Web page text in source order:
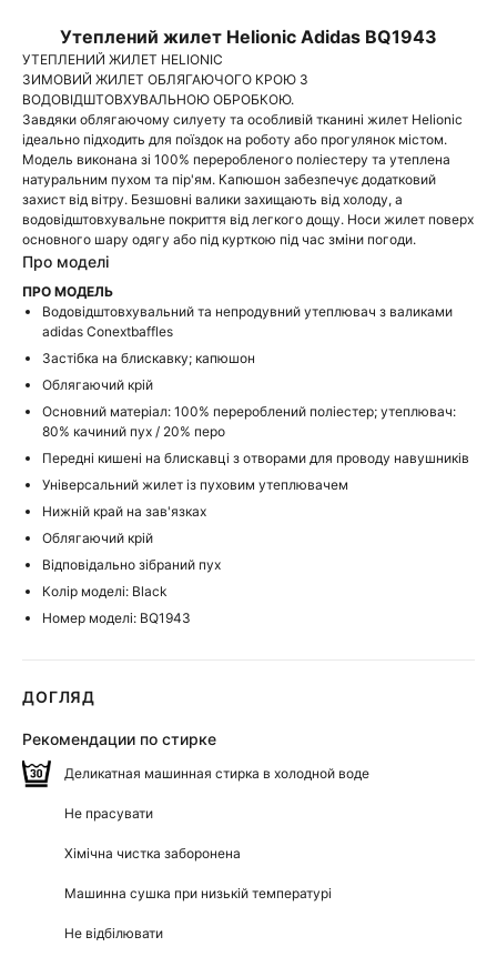
Утеплений жилет Helionic Adidas BQ1943
УТЕПЛЕНИЙ ЖИЛЕТ HELIONIC
ЗИМОВИЙ ЖИЛЕТ ОБЛЯГАЮЧОГО КРОЮ З
ВОДОВІДШТОВХУВАЛЬНОЮ ОБРОБКОЮ.
Завдяки облягаючому силуету та особливій ​​тканині жилет Helionic
ідеально підходить для поїздок на роботу або прогулянок містом.
Модель виконана зі 100% переробленого поліестеру та утеплена
натуральним пухом та пір'ям. Капюшон забезпечує додатковий
захист від вітру. Безшовні валики захищають від холоду, а
водовідштовхувальне покриття від легкого дощу. Носи жилет поверх
основного шару одягу або під курткою під час зміни погоди.
Про моделі
ПРО МОДЕЛЬ
Водовідштовхувальний та непродувний утеплювач з валиками
adidas Conextbaffles
Застібка на блискавку; капюшон
Облягаючий крій
Основний матеріал: 100% перероблений поліестер; утеплювач:
80% качиний пух / 20% перо
Передні кишені на блискавці з отворами для проводу навушників
Універсальний жилет із пуховим утеплювачем
Нижній край на зав'язках
Облягаючий крій
Відповідально зібраний пух
Колір моделі: Black
Номер моделі: BQ1943
ДОГЛЯД
Рекомендации по стирке
Деликатная машинная стирка в холодной воде
Не прасувати
Хімічна чистка заборонена
Машинна сушка при низькій температурі
Не відбілювати